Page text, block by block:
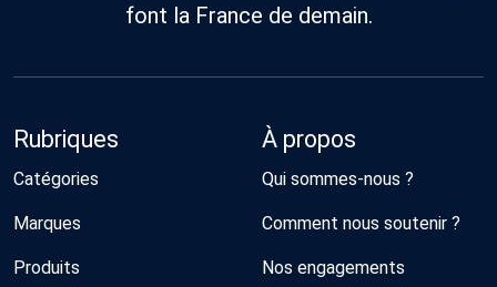
font la France de demain.
Rubriques
Catégories
Marques
Produits
À propos
Qui sommes-nous ?
Comment nous soutenir ?
Nos engagements